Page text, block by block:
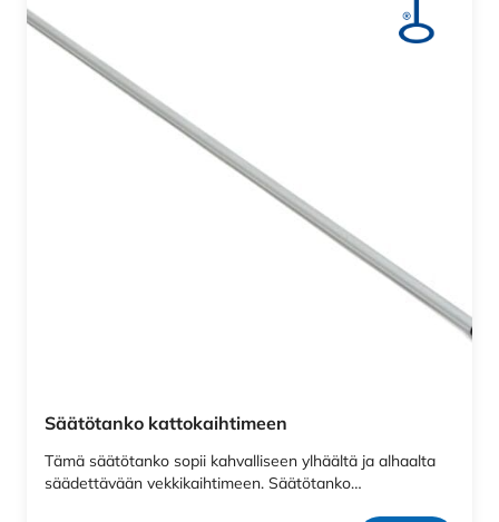
Säätötanko kattokaihtimeen
Tämä säätötanko sopii kahvalliseen ylhäältä ja alhaalta
säädettävään vekkikaihtimeen. Säätötanko…